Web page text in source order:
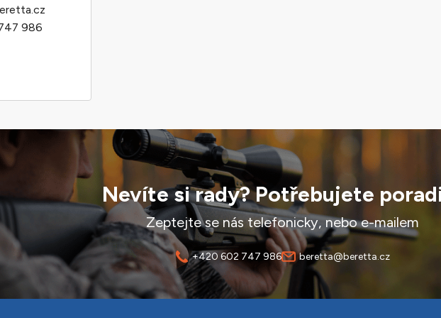
986
Nevíte si rady? Potřebujete
Zeptejte se nás telefonicky, nebo e-mailem
+420 602 747 986 beretta@beretta.cz